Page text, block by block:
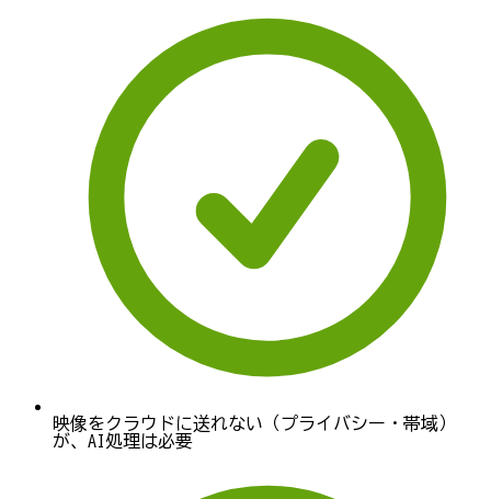
映像をクラウドに送れない（プライバシー・帯域）
が、AI処理は必要